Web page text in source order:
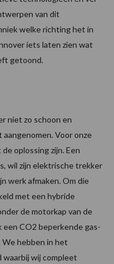
van dit
welke richting het in
iets laten zien wat
getoond.
niet zo schoon en
Voor onze
oplossing zijn. Een
wil zijn elektrische trekker
werk afmaken. Om die
met een hybride
de motorkap van de
een CO2 beperkende gas-
hebben in het
wij compleet